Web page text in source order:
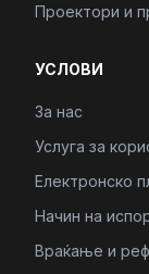
Проектори и
УСЛОВИ
За нас
Услуга за
Електронско
Начин на
Враќање и